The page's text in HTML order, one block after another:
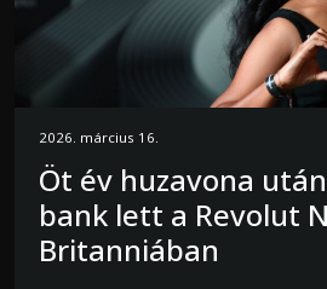
2026. március 16.
Öt év huzavona
bank lett a Revolut
Britanniában